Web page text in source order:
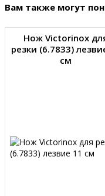
Вам также могут
Нож Victorinox
резки (6.7833)
см